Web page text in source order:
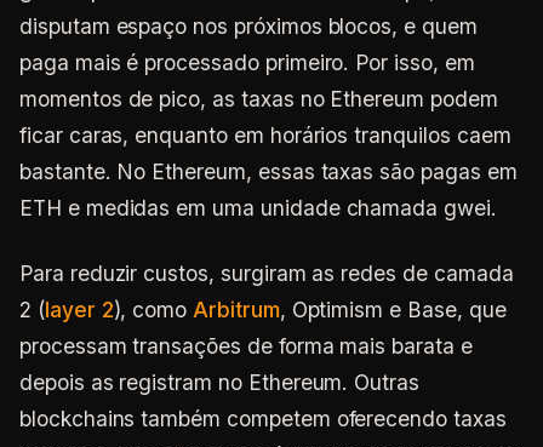
disputam espaço nos próximos blocos, e quem
paga mais é processado primeiro. Por isso, em
momentos de pico, as taxas no Ethereum podem
ficar caras, enquanto em horários tranquilos caem
bastante. No Ethereum, essas taxas são pagas em
ETH e medidas em uma unidade chamada gwei.
Para reduzir custos, surgiram as redes de camada
2 (layer 2), como Arbitrum, Optimism e Base, que
processam transações de forma mais barata e
depois as registram no Ethereum. Outras
blockchains também competem oferecendo taxas